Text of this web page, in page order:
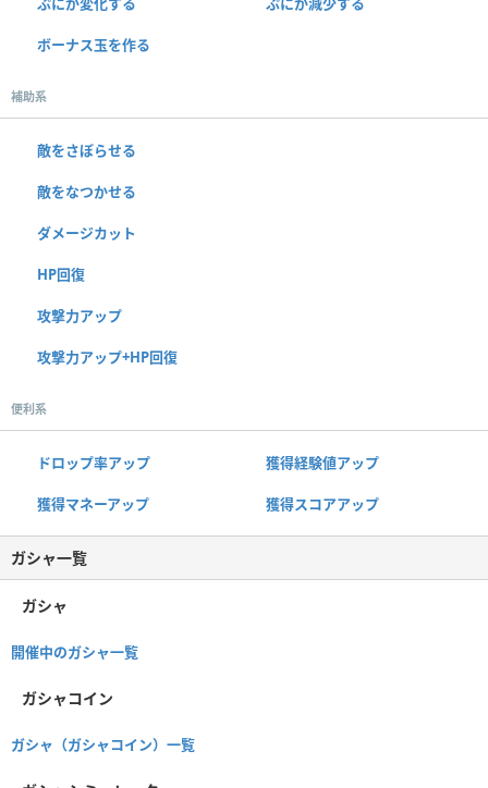
ボーナス玉を作る
補助系
敵をさぼらせる
敵をなつかせる
ダメージカット
HP回復
攻撃力アップ
攻撃力アップ+HP回復
便利系
ドロップ率アップ 獲得経験値アップ
獲得マネーアップ 獲得スコアアップ
ガシャ一覧
ガシャ
開催中のガシャ一覧
ガシャコイン
ガシャ（ガシャコイン）一覧